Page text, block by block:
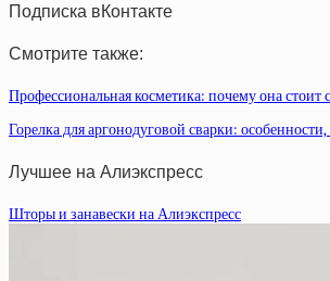
Подписка вКонтакте
Смотрите также:
Профессиональная косметика: почему она стоит
Горелка для аргонодуговой сварки:
Лучшее на Алиэкспресс
Шторы и занавески на Алиэкспресс